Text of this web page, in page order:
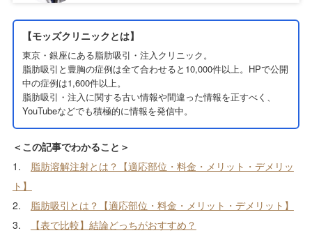
1982年
岩手県生まれ
2006年
東京慈恵会医科大学医学部 卒業
亀田総合病院 入職
2008年
東京慈恵会医科大学 入職
2012年
THE CLINIC 入職
2013年
THE CLINI 福岡院 就任
2015年
THE CLINIC 東京院 就任
2016年
モッズクリニック 開院
日本美容外科学会会員
コンデンスリッチファット(CRF)療法認定医
VASER Lipo認定医
【モッズクリニックとは】
東京・銀座にある脂肪吸引・注入クリニック。
脂肪吸引と豊胸の症例は全て合わせると10,000件以上。HPで公開
中の症例は1,600件以上。
脂肪吸引・注入に関する古い情報や間違った情報を正すべく、
YouTubeなどでも積極的に情報を発信中。
＜この記事でわかること＞
1. 脂肪溶解注射とは？【適応部位・料金・メリット・デメリッ
ト】
2. 脂肪吸引とは？【適応部位・料金・メリット・デメリット】
3.
【表で比較】結論どっちがおすすめ？